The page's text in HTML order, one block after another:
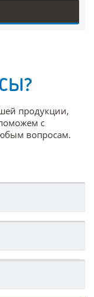
продукции,
с
вопросам.